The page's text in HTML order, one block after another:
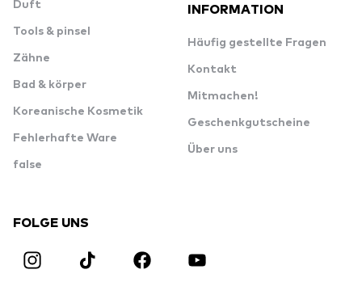
Duft
Tools & pinsel
Zähne
Bad & körper
Koreanische Kosmetik
Fehlerhafte Ware
false
INFORMATION
Häufig gestellte Fragen
Kontakt
Mitmachen!
Geschenkgutscheine
Über uns
FOLGE UNS